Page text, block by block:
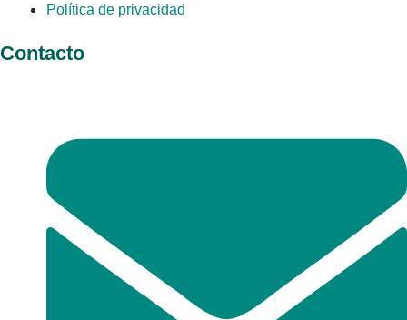
Política de privacidad
Contacto